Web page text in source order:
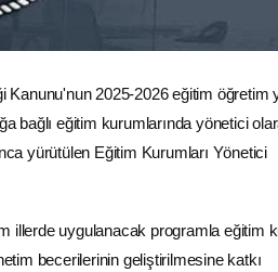
Kanunu'nun 2025-2026eğitim öğretim
bağlı eğitim kurumlarında yönetici
yürütülen Eğitim Kurumları Yönetici
illerde uygulanacak programla eğitim
becerilerinin geliştirilmesine katkı